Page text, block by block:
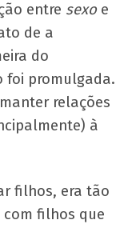
entre sexo e
de a
do
foi promulgada.
relações
à
filhos, era tão
filhos que